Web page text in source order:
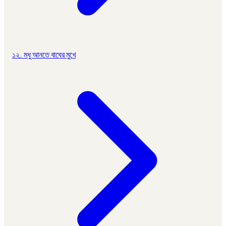
১২. মধু আনতে বাঘের মুখে